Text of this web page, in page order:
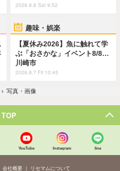
2026.8.8 Sat 9:52
趣味・娯楽
【夏休み2026】魚に触れて学
ぶ「おさかな」イベント8/8…
川崎市
2026.8.7 Fri 10:45
› 写真・画像
TOP
YouTube Instagram line
会社概要 リセマムについて